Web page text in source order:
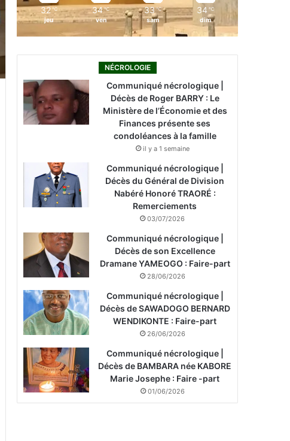
32 ℃
jeu
34 ℃
ven
33 ℃
sam
34 ℃
dim
NÉCROLOGIE
Communiqué nécrologique |
Décès de Roger BARRY : Le
Ministère de l’Économie et des
Finances présente ses
condoléances à la famille
il y a 1 semaine
Communiqué nécrologique |
Décès du Général de Division
Nabéré Honoré TRAORÉ :
Remerciements
03/07/2026
Communiqué nécrologique |
Décès de son Excellence
Dramane YAMEOGO : Faire-part
28/06/2026
Communiqué nécrologique |
Décès de SAWADOGO BERNARD
WENDIKONTE : Faire-part
26/06/2026
Communiqué nécrologique |
Décès de BAMBARA née KABORE
Marie Josephe : Faire -part
01/06/2026